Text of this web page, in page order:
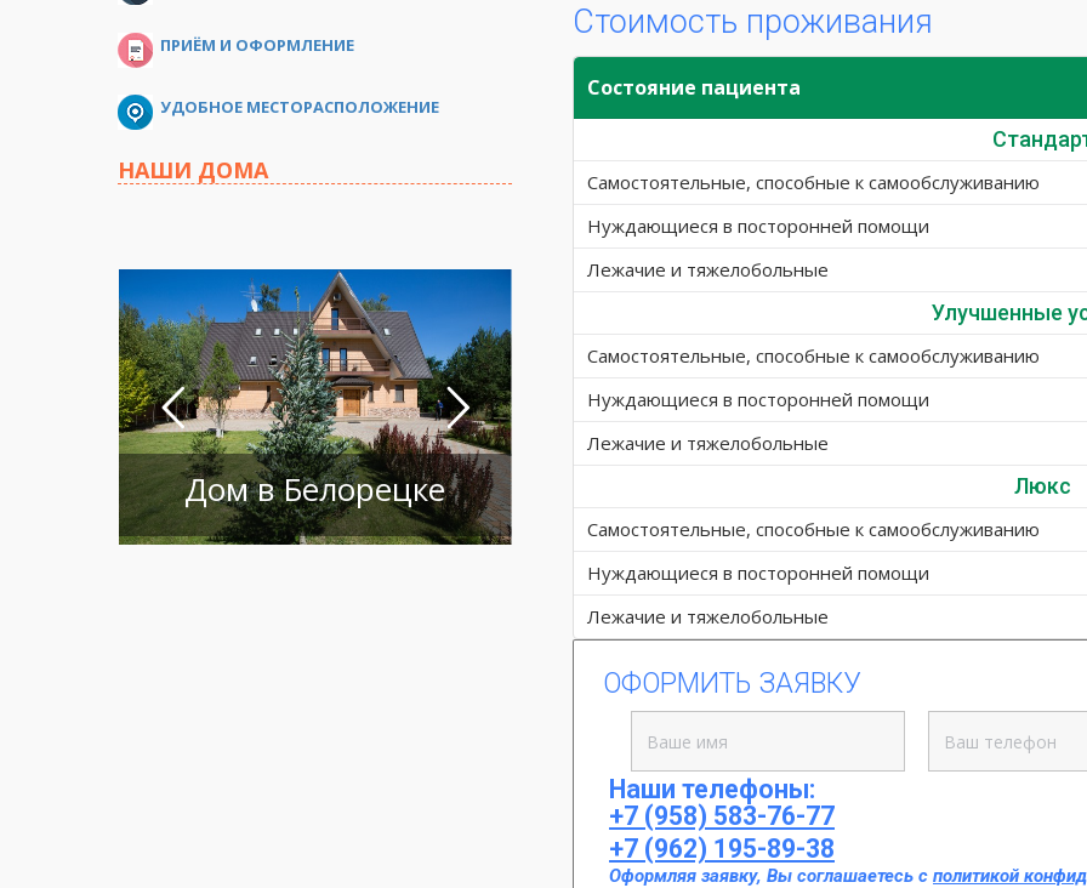
Стоимость проживания
Состояние пациента
Самостоятельные, способные к самообслуживанию
Нуждающиеся в посторонней помощи
Лежачие и тяжелобольные
Улучшенные
Самостоятельные, способные к самообслуживанию
Нуждающиеся в посторонней помощи
Лежачие и тяжелобольные
Люкс
Самостоятельные, способные к самообслуживанию
Нуждающиеся в посторонней помощи
Лежачие и тяжелобольные
ОФОРМИТЬ ЗАЯВКУ
Наши телефоны:
+7 (958) 583-76-77
+7 (962) 195-89-38
Оформляя заявку, Вы соглашаетесь с политикой
ПРИЁМ И ОФОРМЛЕНИЕ
УДОБНОЕ МЕСТОРАСПОЛОЖЕНИЕ
НАШИ ДОМА
Дом в Белорецке